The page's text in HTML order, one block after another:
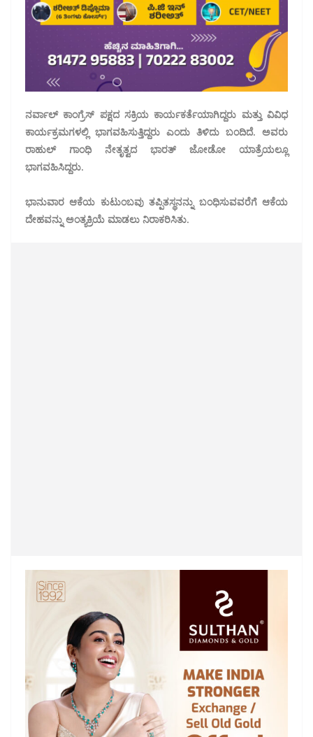
ನರ್ವಾಲ್ ಕಾಂಗ್ರೆಸ್ ಪಕ್ಷದ ಸಕ್ರಿಯ ಕಾರ್ಯಕರ್ತೆಯಾಗಿದ್ದರು ಮತ್ತು ವಿವಿಧ
ಕಾರ್ಯಕ್ರಮಗಳಲ್ಲಿ ಭಾಗವಹಿಸುತ್ತಿದ್ದರು ಎಂದು ತಿಳಿದು ಬಂದಿದೆ. ಅವರು
ರಾಹುಲ್ ಗಾಂಧಿ ನೇತೃತ್ವದ ಭಾರತ್ ಜೋಡೋ ಯಾತ್ರೆಯಲ್ಲೂ
ಭಾಗವಹಿಸಿದ್ದರು.
ಭಾನುವಾರ ಆಕೆಯ ಕುಟುಂಬವು ತಪ್ಪಿತಸ್ಥನನ್ನು ಬಂಧಿಸುವವರೆಗೆ ಆಕೆಯ
ದೇಹವನ್ನು ಅಂತ್ಯಕ್ರಿಯೆ ಮಾಡಲು ನಿರಾಕರಿಸಿತು.